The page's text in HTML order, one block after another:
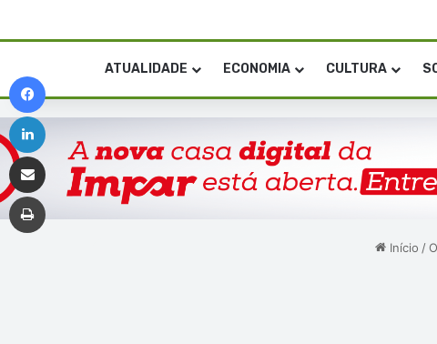
ATUALIDADE ECONOMIA CULTURA
Início /
Linkedin
Imprimir